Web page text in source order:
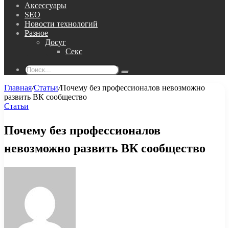
Аксессуары
SEO
Новости технологий
Разное
Досуг
Секс
Поиск...
Главная/Статьи/Почему без профессионалов невозможно
развить ВК сообщество
Статьи
Почему без профессионалов
невозможно развить ВК сообщество